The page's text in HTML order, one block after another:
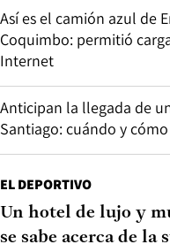
Así es el camión azul de
Coquimbo: permitió
Internet
Anticipan la llegada de
Santiago: cuándo y
EL DEPORTIVO
Un hotel de lujo y
se sabe acerca de la